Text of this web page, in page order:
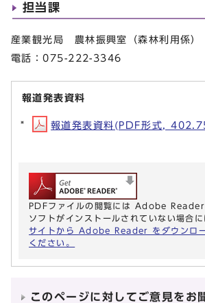
担当課
産業観光局 農林振興室（森林利用係）
電話：075-222-3346
報道発表資料
報道発表資料(PDF形式,
PDFファイルの閲覧には Adobe Reader
ソフトがインストールされていない場合に
サイトから Adobe Reader をダウンロ
ください。
このページに対してご意見をお